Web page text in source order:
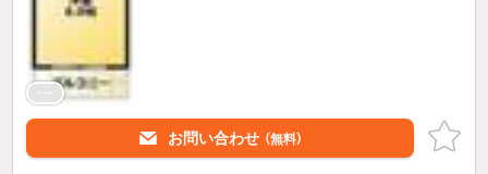
お問い合わせ （無料）